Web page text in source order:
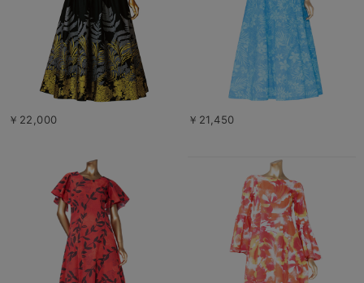
￥22,000 ￥21,450